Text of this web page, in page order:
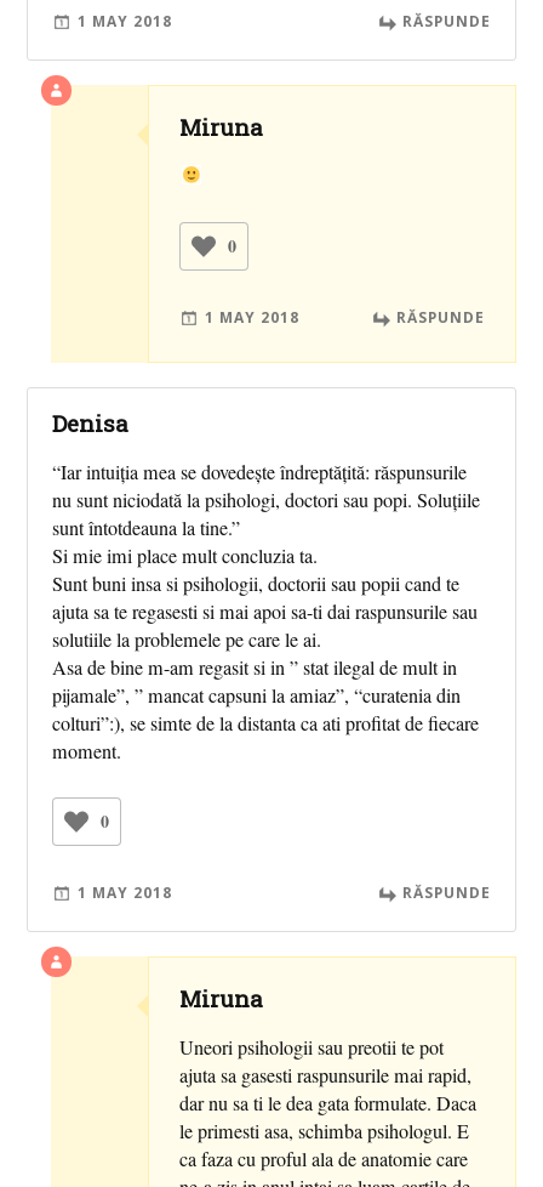
1 MAY 2018 RĂSPUNDE
Miruna
0
1 MAY 2018 RĂSPUNDE
Denisa
“Iar intuiția mea se dovedește îndreptățită: răspunsurile
nu sunt niciodată la psihologi, doctori sau popi. Soluțiile
sunt întotdeauna la tine.”
Si mie imi place mult concluzia ta.
Sunt buni insa si psihologii, doctorii sau popii cand te
ajuta sa te regasesti si mai apoi sa-ti dai raspunsurile sau
solutiile la problemele pe care le ai.
Asa de bine m-am regasit si in ” stat ilegal de mult in
pijamale”, ” mancat capsuni la amiaz”, “curatenia din
colturi”:), se simte de la distanta ca ati profitat de fiecare
moment.
0
1 MAY 2018 RĂSPUNDE
Miruna
Uneori psihologii sau preotii te pot
ajuta sa gasesti raspunsurile mai rapid,
dar nu sa ti le dea gata formulate. Daca
le primesti asa, schimba psihologul. E
ca faza cu proful ala de anatomie care